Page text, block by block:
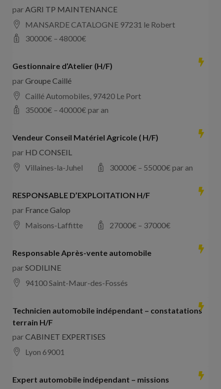
parAGRI TP MAINTENANCE
MANSARDE CATALOGNE 97231 le Robert
30000€ – 48000€
Gestionnaire d’Atelier (H/F)
parGroupe Caillé
Caillé Automobiles, 97420 Le Port
35000€ – 40000€ par an
Vendeur Conseil Matériel Agricole ( H/F)
par HD CONSEIL
Villaines-la-Juhel
30000€ – 55000€ par an
RESPONSABLE D’EXPLOITATION H/F
par France Galop
Maisons-Laffitte
27000€ – 37000€
Responsable Après-vente automobile
parSODILINE
94100 Saint-Maur-des-Fossés
Technicien automobile indépendant – constatations
terrain H/F
parCABINET EXPERTISES
Lyon 69001
Expert automobile indépendant – missions